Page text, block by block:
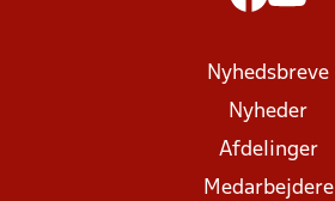
Nyhedsbreve
Nyheder
Afdelinger
Medarbejdere